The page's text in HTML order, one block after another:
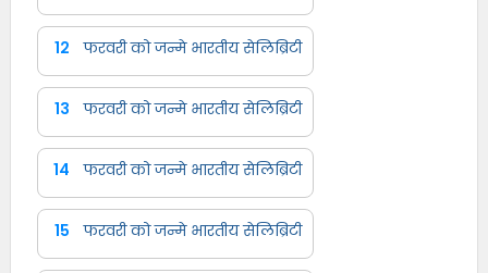
12 फरवरी को जन्मे भारतीय सेलिब्रिटी
13 फरवरी को जन्मे भारतीय सेलिब्रिटी
14 फरवरी को जन्मे भारतीय सेलिब्रिटी
15 फरवरी को जन्मे भारतीय सेलिब्रिटी